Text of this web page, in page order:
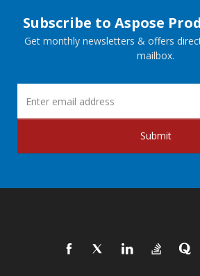
Subscribe to Aspose
Get monthly newsletters & offers
mailbox.
Submit